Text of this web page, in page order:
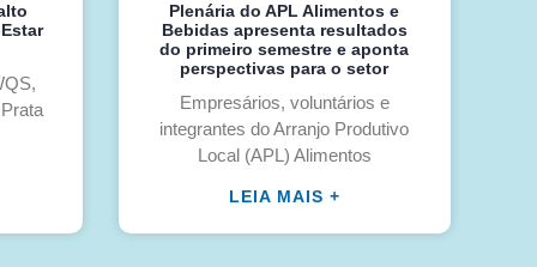
Plenária do APL Alimentos e
Bebidas apresenta resultados
do primeiro semestre e aponta
perspectivas para o setor
Empresários, voluntários e
integrantes do Arranjo Produtivo
Local (APL) Alimentos
LEIA MAIS +